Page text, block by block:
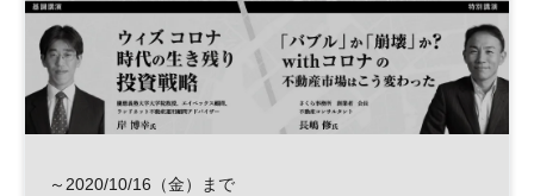
～2020/10/16（金）まで